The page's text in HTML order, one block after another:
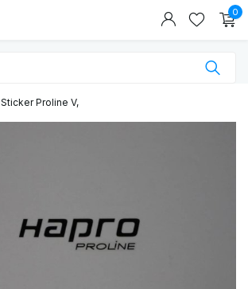
0
Sticker Proline V,